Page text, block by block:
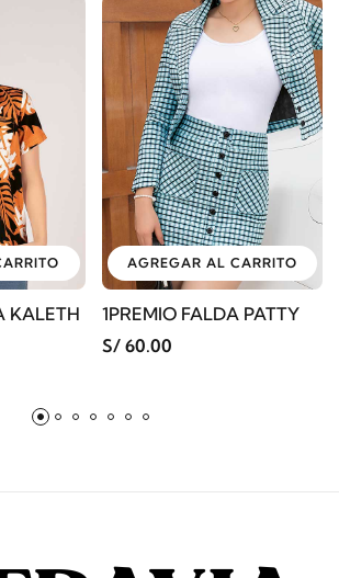
KALETH
AGREGAR AL CARRITO
1PREMIO FALDA PATTY
S/ 60.00